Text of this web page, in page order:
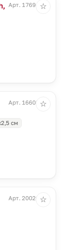
Арт. 17694.60
☆
Арт. 16608.30
см
☆
Арт. 20026.30
☆